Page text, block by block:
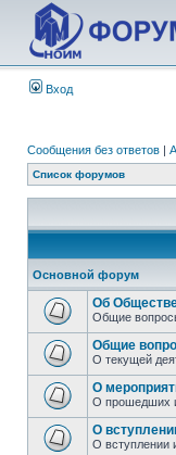
Вход
Сообщения без ответов |
Список форумов
Основной форум
Об
Общие
Общие
О текущей
О
О прошедших
О
О вступлении